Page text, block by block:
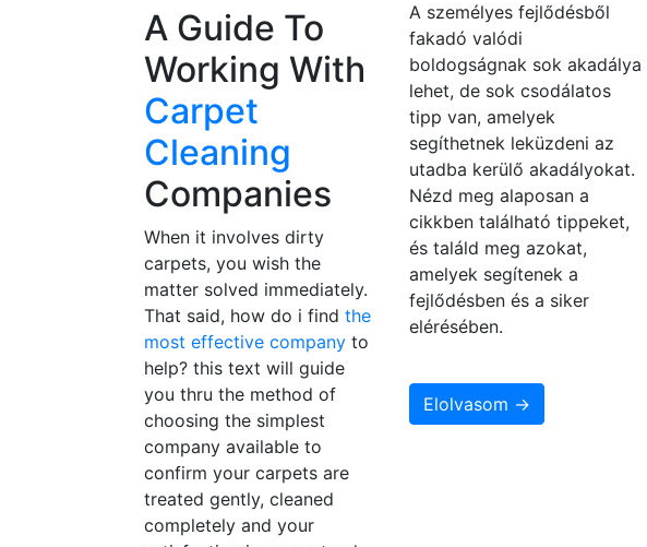
A Guide To
Working With
Carpet
Cleaning
Companies
When it involves dirty
carpets, you wish the
matter solved immediately.
That said, how do i find the
most effective company to
help? this text will guide
you thru the method of
choosing the simplest
company available to
confirm your carpets are
treated gently, cleaned
completely and your
A személyes fejlődésből
fakadó valódi
boldogságnak sok akadálya
lehet, de sok csodálatos
tipp van, amelyek
segíthetnek leküzdeni az
utadba kerülő akadályokat.
Nézd meg alaposan a
cikkben található tippeket,
és találd meg azokat,
amelyek segítenek a
fejlődésben és a siker
elérésében.
Elolvasom →